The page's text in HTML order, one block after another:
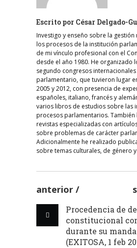
Escrito por César Delgado-
Investigo y enseño sobre la
los procesos de la institución
de mi vínculo profesional con el
desde el año 1980. He organizado
segundo congresos
parlamentario, que tuvieron lugar
2005 y 2012, con presencia de
españoles, italiano, francés y
varios libros de estudios sobre las
procesos parlamentarios. También
revistas especializadas con
sobre problemas de carácter
Adicionalmente he realizado
sobre temas culturales, de género
anterior
Procedencia de
constitucional
durante su
(EXITOSA, 1 feb